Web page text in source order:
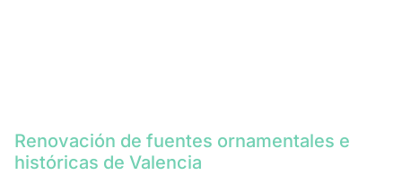
Renovación de fuentes ornamentales e
históricas de Valencia